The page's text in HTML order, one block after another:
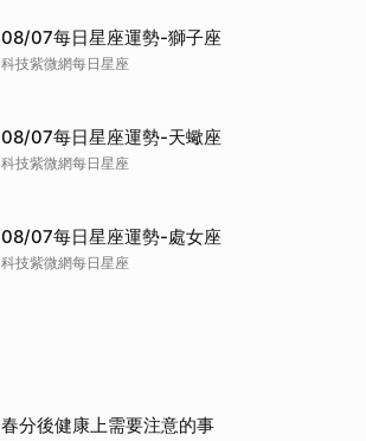
08/07每日星座運勢-獅子座
科技紫微網每日星座
08/07每日星座運勢-天蠍座
科技紫微網每日星座
08/07每日星座運勢-處女座
科技紫微網每日星座
春分後健康上需要注意的事